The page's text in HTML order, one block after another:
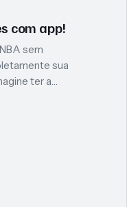
com app!
sem
sua
ter a…